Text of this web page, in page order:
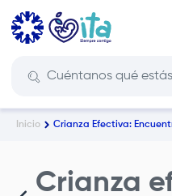
Pasar
principal
navegación
Inicio Crianza Efectiva:
Crianza